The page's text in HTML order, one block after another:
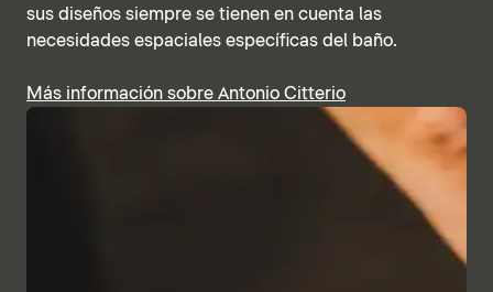
sus diseños siempre se tienen en cuenta las
necesidades espaciales específicas del baño.
Más información sobre Antonio Citterio